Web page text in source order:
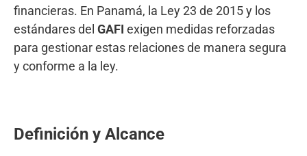
financieras. En Panamá, la Ley 23 de 2015 y los
estándares del GAFI exigen medidas reforzadas
para gestionar estas relaciones de manera segura
y conforme a la ley.
Definición y Alcance